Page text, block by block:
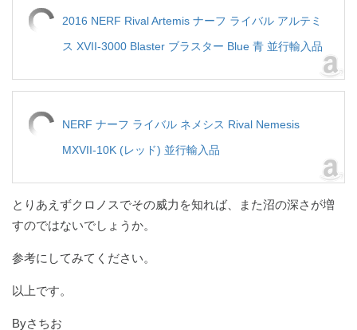
2016 NERF Rival Artemis ナーフ ライバル アルテミ
ス XVII-3000 Blaster ブラスター Blue 青 並行輸入品
NERF ナーフ ライバル ネメシス Rival Nemesis
MXVII-10K (レッド) 並行輸入品
とりあえずクロノスでその威力を知れば、また沼の深さが増
すのではないでしょうか。
参考にしてみてください。
以上です。
Byさちお